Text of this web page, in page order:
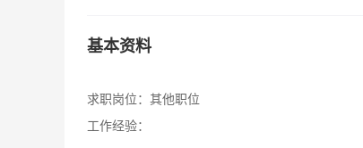
基本资料
求职岗位： 其他职位
工作经验：